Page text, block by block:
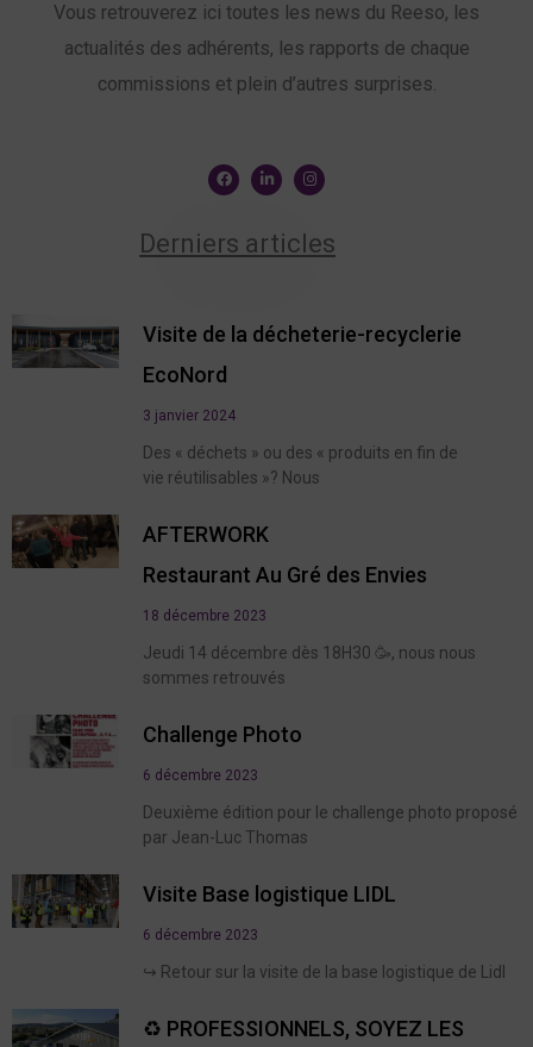
Vous retrouverez ici toutes les news du Reeso, les
actualités des adhérents, les rapports de chaque
commissions et plein d’autres surprises.
Derniers articles
Visite de la décheterie-recyclerie
EcoNord
3 janvier 2024
Des « déchets » ou des « produits en fin de
vie réutilisables »? Nous
AFTERWORK
Restaurant Au Gré des Envies
18 décembre 2023
Jeudi 14 décembre dès 18H30 🥳, nous nous
sommes retrouvés
Challenge Photo
6 décembre 2023
Deuxième édition pour le challenge photo proposé
par Jean-Luc Thomas
Visite Base logistique LIDL
6 décembre 2023
↪️ Retour sur la visite de la base logistique de Lidl
♻️ PROFESSIONNELS, SOYEZ LES